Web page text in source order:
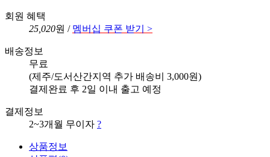
회원 혜택
25,020원 / 멤버십 쿠폰 받기 >
배송정보
무료
(제주/도서산간지역 추가 배송비 3,000원)
결제완료 후 2일 이내 출고 예정
결제정보
2~3개월 무이자 ?
상품정보